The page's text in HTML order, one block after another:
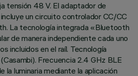
tensión 48 V. El adaptador de
un circuito controlador CC/CC
La tecnología integrada «Bluetooth
de manera independiente cada uno
incluidos en el raíl. Tecnología
Frecuencia 2.4 GHz BLE
la luminaria mediante la aplicación